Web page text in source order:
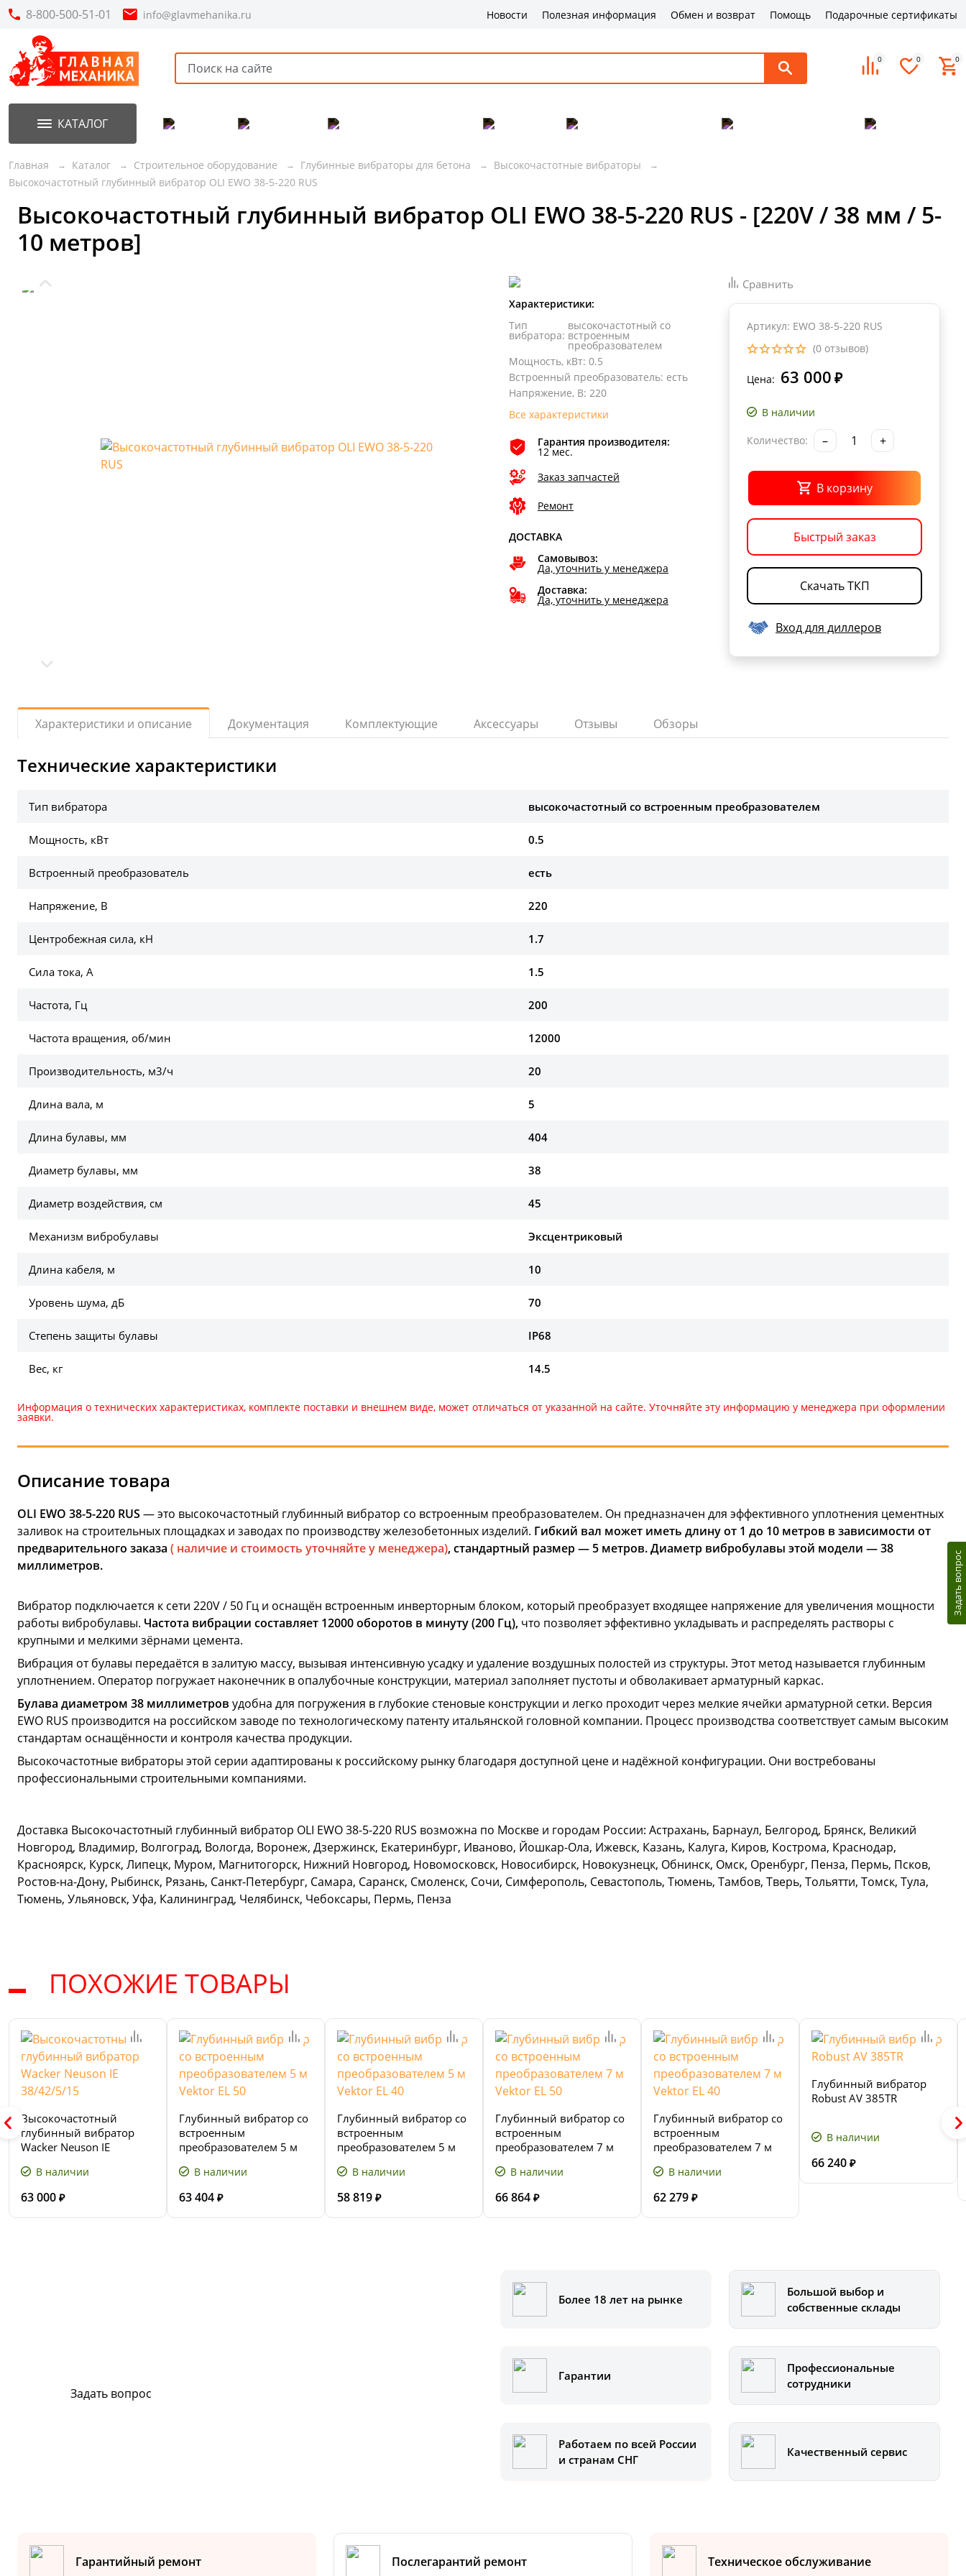
8-800-500-51-01 info@glavmehanika.ru Новости Полезная информация Обмен и возврат Помощь Подарочные сертификаты
0 0 0
КАТАЛОГ
Главная Каталог Строительное оборудование Глубинные вибраторы для бетона
Высокочастотные вибраторы
Высокочастотный глубинный вибратор OLI EWO 38-5-220 RUS
Высокочастотный глубинный вибратор OLI EWO 38-5-220 RUS - [220V / 38 мм / 5-
10 метров]
Характеристики:
Тип
вибратора:
высокочастотный со
встроенным
преобразователем
Мощность, кВт: 0.5
Встроенный преобразователь: есть
Напряжение, В: 220
Все характеристики
Гарантия производителя:
12 мес.
Заказ запчастей
Ремонт
ДОСТАВКА
Самовывоз:
Да, уточнить у менеджера
Доставка:
Да, уточнить у менеджера
Сравнить
Артикул: EWO 38-5-220 RUS
(0 отзывов)
Цена: 63 000 ₽
В наличии
Количество: – +
В корзину
Быстрый заказ
Скачать ТКП
Вход для диллеров
Характеристики и описание Документация Комплектующие Аксессуары Отзывы Обзоры
Технические характеристики
Тип вибратора высокочастотный со встроенным преобразователем
Мощность, кВт 0.5
Встроенный преобразователь есть
Напряжение, В 220
Центробежная сила, кН 1.7
Сила тока, А 1.5
Частота, Гц 200
Частота вращения, об/мин 12000
Производительность, м3/ч 20
Длина вала, м 5
Длина булавы, мм 404
Диаметр булавы, мм 38
Диаметр воздействия, см 45
Механизм вибробулавы Эксцентриковый
Длина кабеля, м 10
Уровень шума, дБ 70
Степень защиты булавы IP68
Вес, кг 14.5
Информация о технических характеристиках, комплекте поставки и внешнем виде, может отличаться от указанной на сайте. Уточняйте эту информацию у менеджера при оформлении
заявки.
Описание товара
OLI EWO 38-5-220 RUS — это высокочастотный глубинный вибратор со встроенным преобразователем. Он предназначен для эффективного уплотнения цементных
заливок на строительных площадках и заводах по производству железобетонных изделий. Гибкий вал может иметь длину от 1 до 10 метров в зависимости от
предварительного заказа ( наличие и стоимость уточняйте у менеджера), стандартный размер — 5 метров. Диаметр вибробулавы этой модели — 38
миллиметров.
Вибратор подключается к сети 220V / 50 Гц и оснащён встроенным инверторным блоком, который преобразует входящее напряжение для увеличения мощности
работы вибробулавы. Частота вибрации составляет 12000 оборотов в минуту (200 Гц), что позволяет эффективно укладывать и распределять растворы с
крупными и мелкими зёрнами цемента.
Вибрация от булавы передаётся в залитую массу, вызывая интенсивную усадку и удаление воздушных полостей из структуры. Этот метод называется глубинным
уплотнением. Оператор погружает наконечник в опалубочные конструкции, материал заполняет пустоты и обволакивает арматурный каркас.
Булава диаметром 38 миллиметров удобна для погружения в глубокие стеновые конструкции и легко проходит через мелкие ячейки арматурной сетки. Версия
EWO RUS производится на российском заводе по технологическому патенту итальянской головной компании. Процесс производства соответствует самым высоким
стандартам оснащённости и контроля качества продукции.
Высокочастотные вибраторы этой серии адаптированы к российскому рынку благодаря доступной цене и надёжной конфигурации. Они востребованы
профессиональными строительными компаниями.
Доставка Высокочастотный глубинный вибратор OLI EWO 38-5-220 RUS возможна по Москве и городам России: Астрахань, Барнаул, Белгород, Брянск, Великий
Новгород, Владимир, Волгоград, Вологда, Воронеж, Дзержинск, Екатеринбург, Иваново, Йошкар-Ола, Ижевск, Казань, Калуга, Киров, Кострома, Краснодар,
Красноярск, Курск, Липецк, Муром, Магнитогорск, Нижний Новгород, Новомосковск, Новосибирск, Новокузнецк, Обнинск, Омск, Оренбург, Пенза, Пермь, Псков,
Ростов-на-Дону, Рыбинск, Рязань, Санкт-Петербург, Самара, Саранск, Смоленск, Сочи, Симферополь, Севастополь, Тюмень, Тамбов, Тверь, Тольятти, Томск, Тула,
Тюмень, Ульяновск, Уфа, Калининград, Челябинск, Чебоксары, Пермь, Пенза
ПОХОЖИЕ ТОВАРЫ
Высокочастотный
глубинный вибратор
Wacker Neuson IE
В наличии
63 000 ₽
Глубинный вибратор со
встроенным
преобразователем 5 м
В наличии
63 404 ₽
Глубинный вибратор со
встроенным
преобразователем 5 м
В наличии
58 819 ₽
Глубинный вибратор со
встроенным
преобразователем 7 м
В наличии
66 864 ₽
Глубинный вибратор со
встроенным
преобразователем 7 м
В наличии
62 279 ₽
Глубинный вибратор
Robust AV 385TR
В наличии
66 240 ₽
Задать вопрос
Более 18 лет на рынке
Большой выбор и
собственные склады
Гарантии
Профессиональные
сотрудники
Работаем по всей России
и странам СНГ
Качественный сервис
Гарантийный ремонт Послегарантий ремонт Техническое обслуживание
Задать вопрос